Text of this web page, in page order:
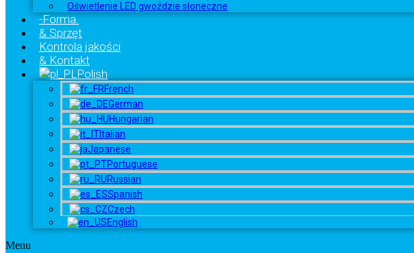
Oświetlenie LED gwoździe słoneczne
-Forma.
& Sprzęt
Kontrola jakości
& Kontakt
Polish
French
German
Hungarian
Italian
Japanese
Portuguese
Russian
Spanish
Czech
English
Menu